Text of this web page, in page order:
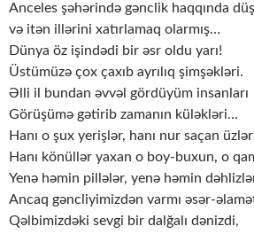
Anceles şəhərində gənclik haqqında
və itən illərini xatırlamaq olarmış…
Dünya öz işindədi bir əsr oldu yarı!
Üstümüzə çox çaxıb ayrılıq şimşəkləri.
Əlli il bundan əvvəl gördüyüm insanları
Görüşümə gətirib zamanın küləkləri…
Hanı o şux yerişlər, hanı nur saçan
Hanı könüllər yaxan o boy-buxun, o
Yenə həmin pillələr, yenə həmin
Ancaq gəncliyimizdən varmı əsər-
Qəlbimizdəki sevgi bir dalğalı dənizdi,